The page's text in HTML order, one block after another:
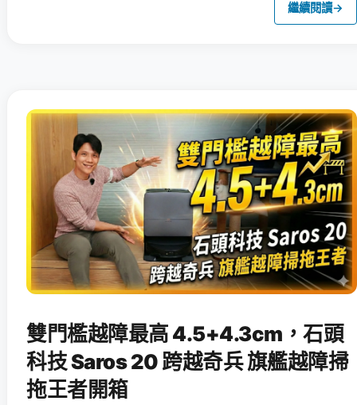
繼續閱讀→
雙門檻越障最高 4.5+4.3cm，石頭
科技 Saros 20 跨越奇兵 旗艦越障掃
拖王者開箱